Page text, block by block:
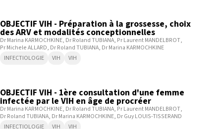
24 25 26 27
31 1 2 3 4
OBJECTIF VIH - Préparation à la grossesse, choix
des ARV et modalités conceptionnelles
Dr Marina KARMOCHKINE Dr Roland TUBIANA Pr Laurent MANDELBROT
Pr Michele ALLARD Dr Roland TUBIANA Dr Marina KARMOCHKINE
INFECTIOLOGIE
VIH VIH
OBJECTIF VIH - 1ère consultation d'une femme
infectée par le VIH en âge de procréer
Dr Marina KARMOCHKINE Dr Roland TUBIANA Pr Laurent MANDELBROT
Dr Roland TUBIANA Dr Marina KARMOCHKINE Dr Guy LOUIS-TISSERAND
INFECTIOLOGIE
VIH VIH